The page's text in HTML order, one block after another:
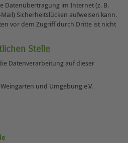
Datenübertragung im Internet (z. B.
Sicherheitslücken aufweisen kann.
vor dem Zugriff durch Dritte ist nicht
Stelle
Datenverarbeitung auf dieser
und Umgebung e.V.